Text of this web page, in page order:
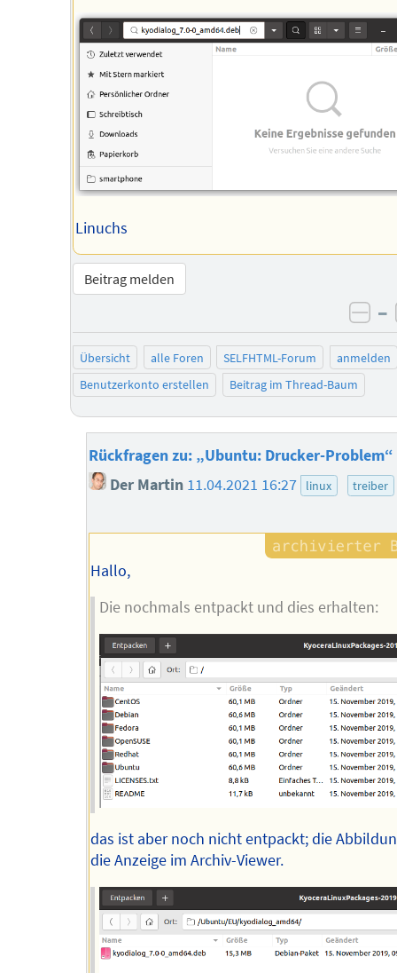
Linuchs
Beitrag melden
–
Übersicht alle Foren SELFHTML-Forum
anmelden
Benutzerkonto erstellen
Beitrag im Thread-Baum
Rückfragen zu: „Ubuntu: Drucker-Problem“
Der Martin 11.04.2021 16:27 linux treiber
Hallo,
Die nochmals entpackt und dies erhalten:
das ist aber noch nicht entpackt; die
die Anzeige im Archiv-Viewer.